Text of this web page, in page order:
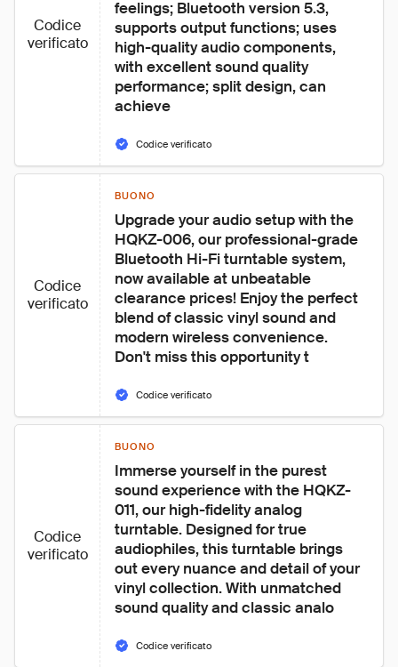
Codice
verificato
feelings; Bluetooth version 5.3,
supports output functions; uses
high-quality audio components,
with excellent sound quality
performance; split design, can
achieve
Codice verificato
Codice
verificato
BUONO
Upgrade your audio setup with the
HQKZ-006, our professional-grade
Bluetooth Hi-Fi turntable system,
now available at unbeatable
clearance prices! Enjoy the perfect
blend of classic vinyl sound and
modern wireless convenience.
Don't miss this opportunity t
Codice verificato
Codice
verificato
BUONO
Immerse yourself in the purest
sound experience with the HQKZ-
011, our high-fidelity analog
turntable. Designed for true
audiophiles, this turntable brings
out every nuance and detail of your
vinyl collection. With unmatched
sound quality and classic analo
Codice verificato